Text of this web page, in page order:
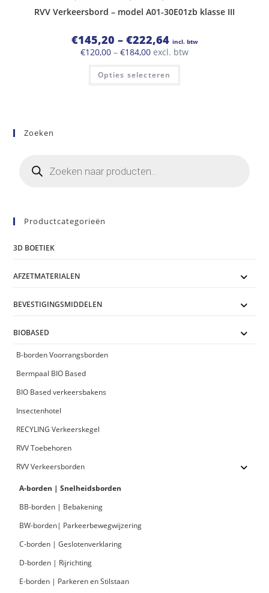
RVV Verkeersbord – model A01-30E01zb klasse III
€145,20 – €222,64 Prijsklasse:
€145,20
tot
€222,64
incl. btw
€120,00 – €184,00Prijsklasse:
€120,00
tot
€184,00
excl. btw
Opties selecteren
Dit
heeft
Zoeken
zoeken
Productcategorieën
3D BOETIEK
AFZETMATERIALEN
BEVESTIGINGSMIDDELEN
BIOBASED
B-borden Voorrangsborden
Bermpaal BIO Based
BIO Based verkeersbakens
Insectenhotel
RECYLING Verkeerskegel
RVV Toebehoren
RVV Verkeersborden
A-borden | Snelheidsborden
BB-borden | Bebakening
BW-borden| Parkeerbewegwijzering
C-borden | Geslotenverklaring
D-borden | Rijrichting
E-borden | Parkeren en Stilstaan